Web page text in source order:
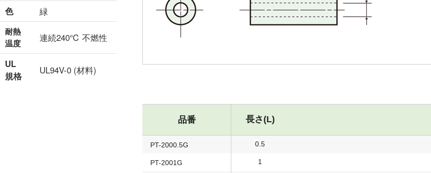
色 緑
耐熱
温度
連続240℃ 不燃性
UL
規格
UL94V-0 (材料)
品番 長さ(L)
PT-2000.5G 0.5
PT-2001G 1